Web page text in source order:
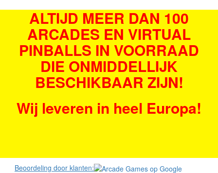
ALTIJD MEER DAN 100
ARCADES EN VIRTUAL
PINBALLS IN VOORRAAD
DIE ONMIDDELLIJK
BESCHIKBAAR ZIJN!
Wij leveren in heel Europa!
Beoordeling door klanten: